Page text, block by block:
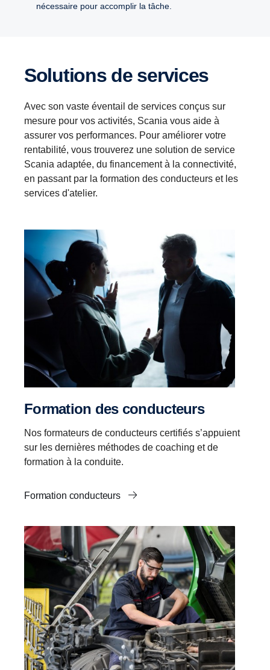
nécessaire pour accomplir la tâche.
Solutions de services
Avec son vaste éventail de services conçus sur
mesure pour vos activités, Scania vous aide à
assurer vos performances. Pour améliorer votre
rentabilité, vous trouverez une solution de service
Scania adaptée, du financement à la connectivité,
en passant par la formation des conducteurs et les
services d'atelier.
Formation des conducteurs
Nos formateurs de conducteurs certifiés s’appuient
sur les dernières méthodes de coaching et de
formation à la conduite.
Formation conducteurs